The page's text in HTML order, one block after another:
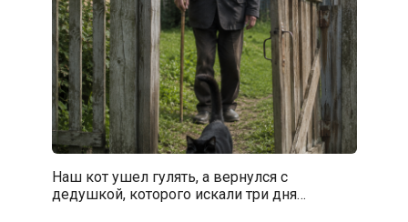
Наш кот ушел гулять, а вернулся с
дедушкой, которого искали три дня…